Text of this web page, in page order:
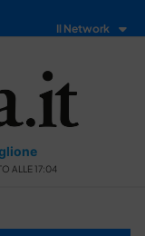
Il Network
ALLE 17:04